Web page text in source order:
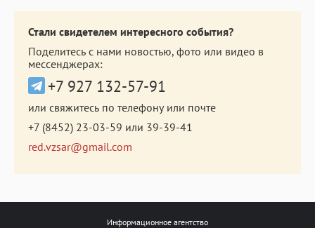
Стали свидетелем интересного события?
Поделитесь с нами новостью, фото или видео в
мессенджерах:
+7 927 132-57-91
или свяжитесь по телефону или почте
+7 (8452) 23-03-59 или 39-39-41
red.vzsar@gmail.com
Информационное агентство